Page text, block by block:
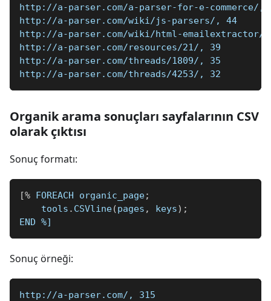
http://a-parser.com/a-parser-for-e-commerce/,
http://a-parser.com/wiki/js-parsers/, 44
http://a-parser.com/wiki/html-emailextractor/,
http://a-parser.com/resources/21/, 39
http://a-parser.com/threads/1809/, 35
http://a-parser.com/threads/4253/, 32
Organik arama sonuçları sayfalarının CSV
olarak çıktısı
Sonuç formatı:
[% FOREACH organic_page;
    tools
. CSVline(pages , keys) ;
END %]
Sonuç örneği:
http://a-parser.com/, 315